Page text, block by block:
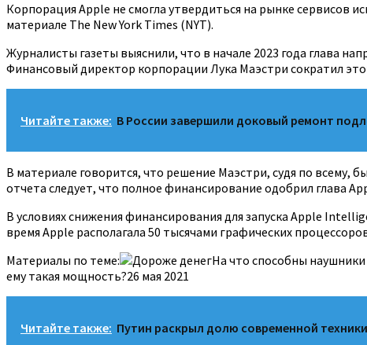
Корпорация Apple не смогла утвердиться на рынке сервисов
материале The New York Times (NYT).
Журналисты газеты выяснили, что в начале 2023 года глава
Финансовый директор корпорации Лука Маэстри сократил
Читайте также: В России завершили доковый ремонт
В материале говорится, что решение Маэстри, судя по всему,
отчета следует, что полное финансирование одобрил глава
В условиях снижения финансирования для запуска Apple
время Apple располагала 50 тысячами графических
Материалы по теме:
Дороже денегНа что способны наушники
ему такая мощность?26 мая 2021
Читайте также: Путин раскрыл долю современной